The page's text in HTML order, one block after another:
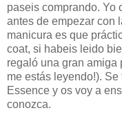
paseis comprando. Yo
antes de empezar con
manicura es que
coat, si habeis leido
regaló una gran amiga
me estás leyendo!).
Essence y os voy a
conozca.